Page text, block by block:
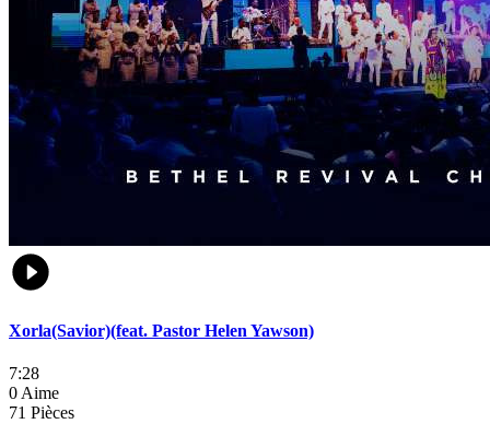
Xorla(Savior)(feat. Pastor Helen Yawson)
7:28
0 Aime
71 Pièces